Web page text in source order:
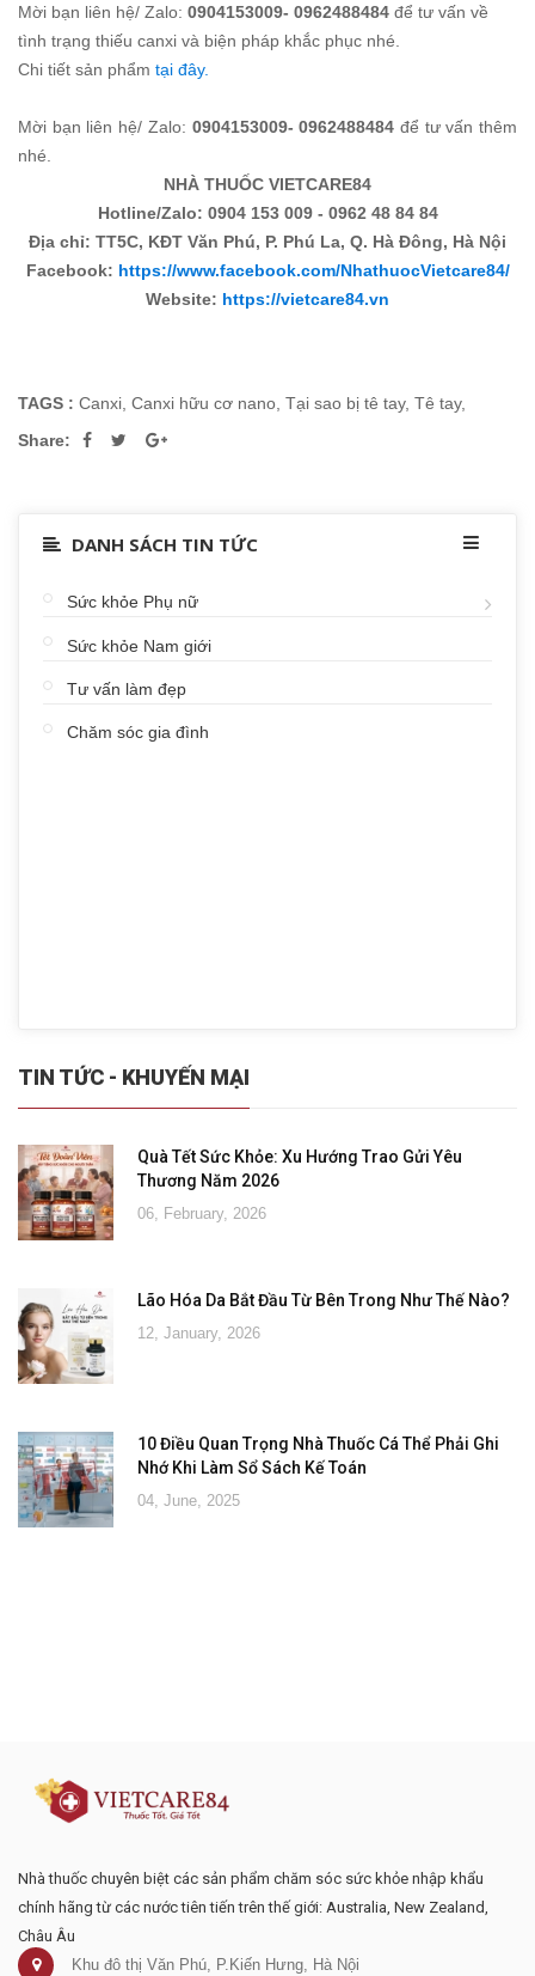
Mời bạn liên hệ/ Zalo: 0904153009- 0962488484 để tư vấn về
tình trạng thiếu canxi và biện pháp khắc phục nhé.
Chi tiết sản phẩm tại đây.
Mời bạn liên hệ/ Zalo: 0904153009- 0962488484 để tư vấn thêm
nhé.
NHÀ THUỐC VIETCARE84
Hotline/Zalo: 0904 153 009 - 0962 48 84 84
Địa chỉ: TT5C, KĐT Văn Phú, P. Phú La, Q. Hà Đông, Hà Nội
Facebook: https://www.facebook.com/NhathuocVietcare84/
Website: https://vietcare84.vn
TAGS : Canxi Canxi hữu cơ nano Tại sao bị tê tay, Tê tay,
Share:
DANH SÁCH TIN TỨC
Sức khỏe Phụ nữ
Sức khỏe Nam giới
Tư vấn làm đẹp
Chăm sóc gia đình
TIN TỨC - KHUYẾN MẠI
Quà Tết Sức Khỏe: Xu Hướng Trao Gửi Yêu
Thương Năm 2026
06, February, 2026
Lão Hóa Da Bắt Đầu Từ Bên Trong Như Thế Nào?
12, January, 2026
10 Điều Quan Trọng Nhà Thuốc Cá Thể Phải Ghi
Nhớ Khi Làm Sổ Sách Kế Toán
04, June, 2025
Nhà thuốc chuyên biệt các sản phẩm chăm sóc sức khỏe nhập khẩu
chính hãng từ các nước tiên tiến trên thế giới: Australia, New Zealand,
Châu Âu
Khu đô thị Văn Phú, P.Kiến Hưng, Hà Nội